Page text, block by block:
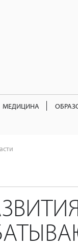
МЕДИЦИНА